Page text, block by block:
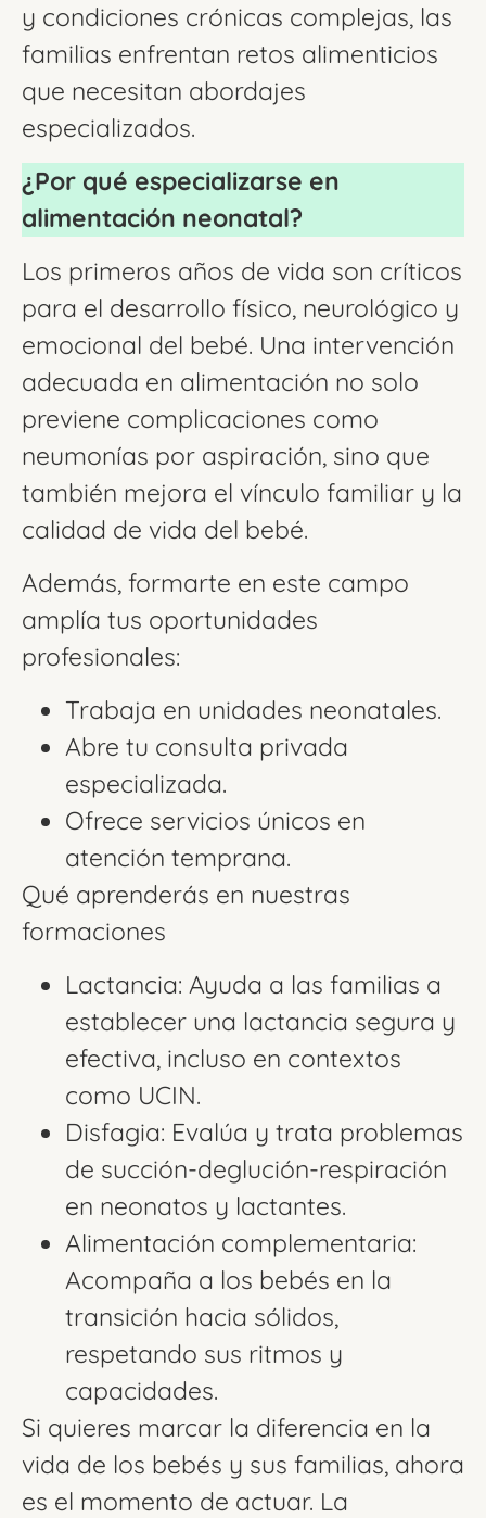
y condiciones crónicas complejas, las
familias enfrentan retos alimenticios
que necesitan abordajes
especializados.
¿Por qué especializarse en
alimentación neonatal?
Los primeros años de vida son críticos
para el desarrollo físico, neurológico y
emocional del bebé. Una intervención
adecuada en alimentación no solo
previene complicaciones como
neumonías por aspiración, sino que
también mejora el vínculo familiar y la
calidad de vida del bebé.
Además, formarte en este campo
amplía tus oportunidades
profesionales:
Trabaja en unidades neonatales.
Abre tu consulta privada
especializada.
Ofrece servicios únicos en
atención temprana.
Qué aprenderás en nuestras
formaciones
Lactancia: Ayuda a las familias a
establecer una lactancia segura y
efectiva, incluso en contextos
como UCIN.
Disfagia: Evalúa y trata problemas
de succión-deglución-respiración
en neonatos y lactantes.
Alimentación complementaria:
Acompaña a los bebés en la
transición hacia sólidos,
respetando sus ritmos y
capacidades.
Si quieres marcar la diferencia en la
vida de los bebés y sus familias, ahora
es el momento de actuar. La